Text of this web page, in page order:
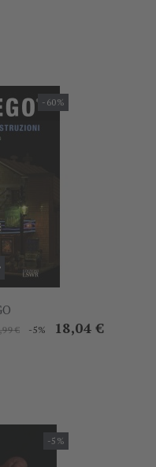
-60%
€ -5% Prezzo
18,04 €
-5%